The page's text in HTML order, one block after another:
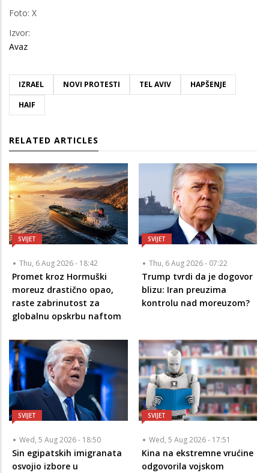
Foto: X
Izvor:
Avaz
IZRAEL NOVI PROTESTI TEL AVIV
HAPŠENJE
HAIF
RELATED ARTICLES
SVIJET
Thu, 6 Aug 2026 - 18:42
Promet kroz Hormuški
moreuz drastično opao,
raste zabrinutost za
globalnu opskrbu naftom
SVIJET
Thu, 6 Aug 2026 - 07:22
Trump tvrdi da je dogovor
blizu: Iran preuzima
kontrolu nad moreuzom?
SVIJET
Wed, 5 Aug 2026 - 18:50
Sin egipatskih imigranata
osvojio izbore u
SVIJET
Wed, 5 Aug 2026 - 17:51
Kina na ekstremne vrućine
odgovorila vojskom